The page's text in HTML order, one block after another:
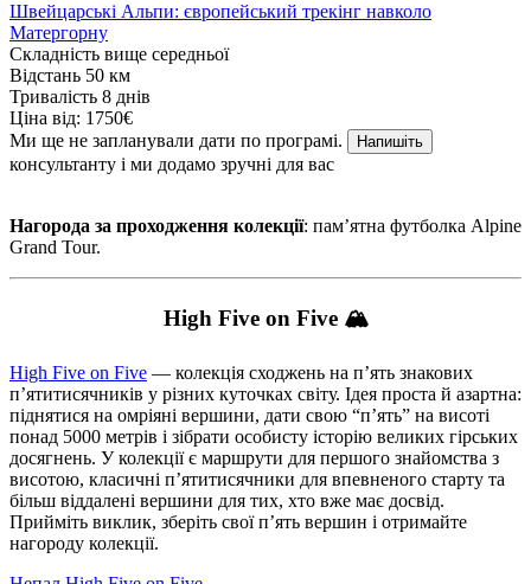
Швейцарські Альпи: європейський трекінг навколо
Матергорну
Складність вище середньої
Відстань 50 км
Тривалість 8 днів
Ціна від: 1750€
Ми ще не запланували дати по програмі.
Напишіть
консультанту і ми додамо зручні для вас
Нагорода за проходження колекції: памʼятна футболка Alpine
Grand Tour.
High Five on Five 🏔
High Five on Five — колекція сходжень на п’ять знакових
п’ятитисячників у різних куточках світу. Ідея проста й азартна:
піднятися на омріяні вершини, дати свою “п’ять” на висоті
понад 5000 метрів і зібрати особисту історію великих гірських
досягнень. У колекції є маршрути для першого знайомства з
висотою, класичні п’ятитисячники для впевненого старту та
більш віддалені вершини для тих, хто вже має досвід.
Прийміть виклик, зберіть свої п’ять вершин і отримайте
нагороду колекції.